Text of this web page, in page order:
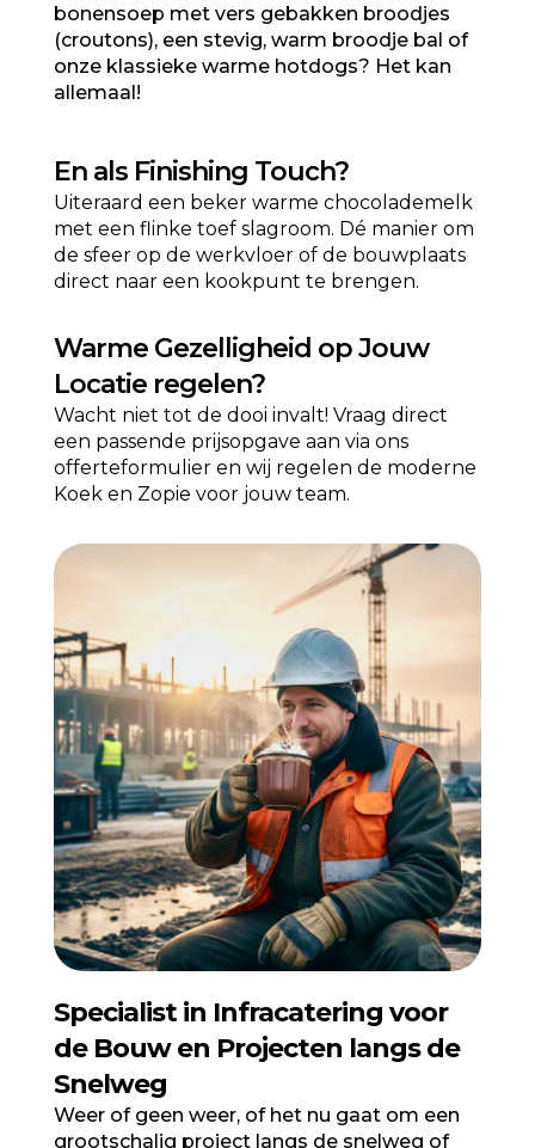
bonensoep met vers gebakken broodjes
(croutons), een stevig,warm broodje bal of
onze klassiekewarme hotdogs? Het kan
allemaal!
En alsFinishing Touch?
Uiteraard een beker warme chocolademelk
met een flinke toef slagroom. Dé manier om
de sfeer op de werkvloer of de bouwplaats
direct naar een kookpunt te brengen.
Warme Gezelligheid op Jouw
Locatie regelen?
Wacht niet tot de dooi invalt! Vraag direct
een passende prijsopgave aan via ons
offerteformulier en wij regelen de moderne
Koek en Zopie voor jouw team.
Specialist in Infracatering voor
de Bouw en Projecten langs de
Snelweg
Weer of geen weer, of het nu gaat om een
grootschalig project langs de snelweg of